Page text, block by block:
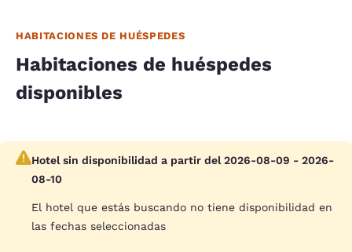
HABITACIONES DE HUÉSPEDES
Habitaciones de huéspedes
disponibles
Hotel sin disponibilidad a partir del 2026-08-09 - 2026-
08-10
El hotel que estás buscando no tiene disponibilidad en
las fechas seleccionadas